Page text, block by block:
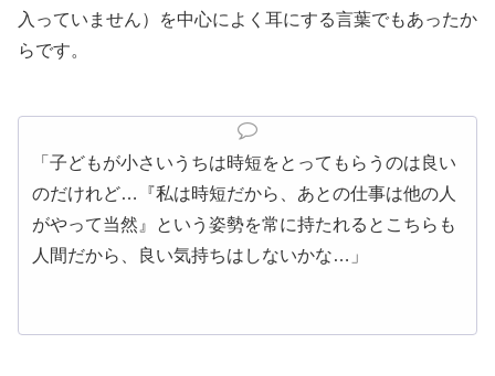
入っていません）を中心によく耳にする言葉でもあったか
らです。
「子どもが小さいうちは時短をとってもらうのは良い
のだけれど…『私は時短だから、あとの仕事は他の人
がやって当然』という姿勢を常に持たれるとこちらも
人間だから、良い気持ちはしないかな…」